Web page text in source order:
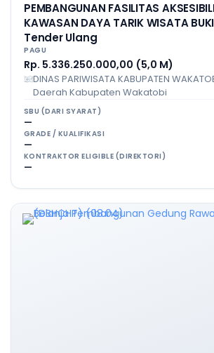
PEMBANGUNAN FASILITAS
KAWASAN DAYA TARIK WISATA
Tender Ulang
PAGU
Rp. 5.336.250.000,00 (5,0 M)
DINAS PARIWISATA KABUPATEN
Daerah Kabupaten Wakatobi
SBU (DARI SYARAT)
—
GRADE / KUALIFIKASI
—
KONTRAKTOR ELIGIBLE (DIREKTORI)
—